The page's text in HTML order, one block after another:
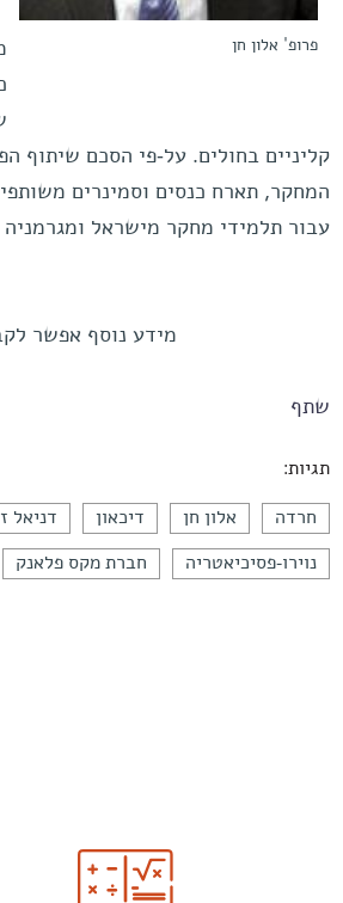
פרופ' אלון חן
קליניים בחולים. על-פי הסכם שיתוף
המחקר, תארח כנסים וסמינרים
עבור תלמידי מחקר מישראל
מידע נוסף אפשר לקבל
שתף
תגיות:
חרדה אלון חן דיכאון דניאל
נוירו-פסיכיאטריה חברת מקס פלאנק